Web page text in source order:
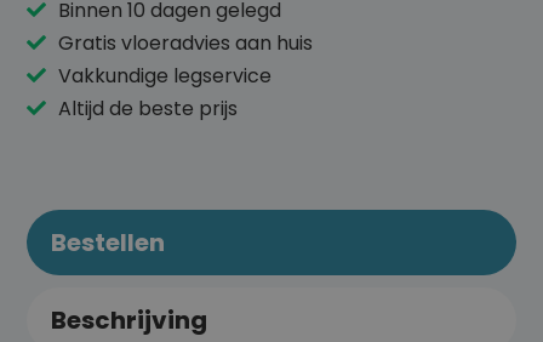
Binnen 10 dagen gelegd
Gratis vloeradvies aan huis
Vakkundige legservice
Altijd de beste prijs
Bestellen
Beschrijving